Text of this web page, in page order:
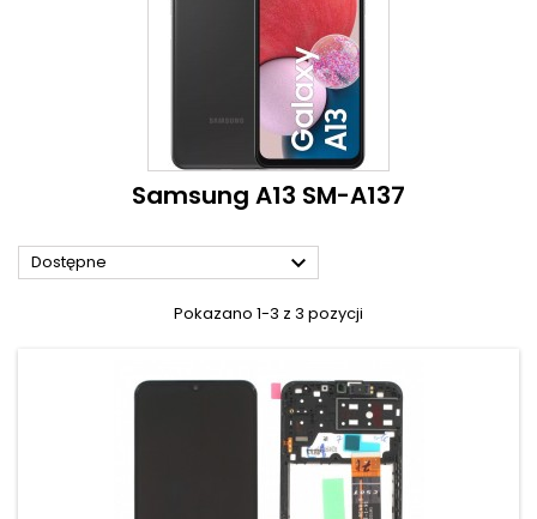
Samsung A13 SM-A137
Dostępne 
Pokazano 1-3 z 3 pozycji